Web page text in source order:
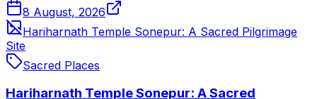
8 August, 2026
Hariharnath Temple Sonepur: A Sacred Pilgrimage
Site
Sacred Places
Hariharnath Temple Sonepur: A Sacred